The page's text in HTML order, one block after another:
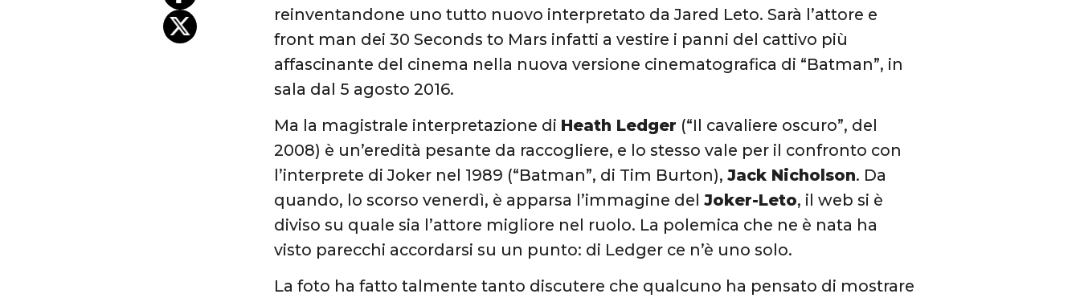
reinventandone uno tutto nuovo interpretato da Jared Leto. Sarà l’attore e
front man dei 30 Seconds to Mars infatti a vestire i panni del cattivo più
affascinante del cinema nella nuova versione cinematografica di “Batman”, in
sala dal 5 agosto 2016.
Ma la magistrale interpretazione di Heath Ledger (“Il cavaliere oscuro”, del
2008) è un’eredità pesante da raccogliere, e lo stesso vale per il confronto con
l’interprete di Joker nel 1989 (“Batman”, di Tim Burton),Jack Nicholson. Da
quando, lo scorso venerdì, è apparsa l’immagine delJoker-Leto, il web si è
diviso su quale sia l’attore migliore nel ruolo. La polemica che ne è nata ha
visto parecchi accordarsi su un punto: di Ledger ce n’è uno solo.
La foto ha fatto talmente tanto discutere che qualcuno ha pensato di mostrare